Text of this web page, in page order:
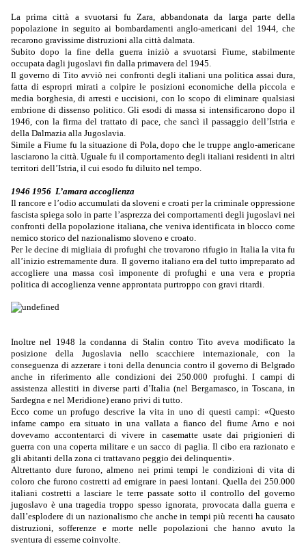
La prima città a svuotarsi fu Zara, abbandonata da larga parte della
popolazione in seguito ai bombardamenti anglo-americani del 1944, che
recarono gravissime distruzioni alla città dalmata.
Subito dopo la fine della guerra iniziò a svuotarsi Fiume, stabilmente
occupata dagli jugoslavi fin dalla primavera del 1945.
Il governo di Tito avviò nei confronti degli italiani una politica assai dura,
fatta di espropri mirati a colpire le posizioni economiche della piccola e
media borghesia, di arresti e uccisioni, con lo scopo di eliminare qualsiasi
embrione di dissenso politico. Gli esodi di massa si intensificarono dopo il
1946, con la firma del trattato di pace, che sancì il passaggio dell’Istria e
della Dalmazia alla Jugoslavia.
Simile a Fiume fu la situazione di Pola, dopo che le truppe anglo-americane
lasciarono la città. Uguale fu il comportamento degli italiani residenti in altri
territori dell’Istria, il cui esodo fu diluito nel tempo.
1946 1956 L’amara accoglienza
Il rancore e l’odio accumulati da sloveni e croati per la criminale oppressione
fascista spiega solo in parte l’asprezza dei comportamenti degli jugoslavi nei
confronti della popolazione italiana, che veniva identificata in blocco come
nemico storico del nazionalismo sloveno e croato.
Per le decine di migliaia di profughi che trovarono rifugio in Italia la vita fu
all’inizio estremamente dura. Il governo italiano era del tutto impreparato ad
accogliere una massa così imponente di profughi e una vera e propria
politica di accoglienza venne approntata purtroppo con gravi ritardi.
Inoltre nel 1948 la condanna di Stalin contro Tito aveva modificato la
posizione della Jugoslavia nello scacchiere internazionale, con la
conseguenza di azzerare i toni della denuncia contro il governo di Belgrado
anche in riferimento alle condizioni dei 250.000 profughi. I campi di
assistenza allestiti in diverse parti d’Italia (nel Bergamasco, in Toscana, in
Sardegna e nel Meridione) erano privi di tutto.
Ecco come un profugo descrive la vita in uno di questi campi: «Questo
infame campo era situato in una vallata a fianco del fiume Arno e noi
dovevamo accontentarci di vivere in casematte usate dai prigionieri di
guerra con una coperta militare e un sacco di paglia. Il cibo era razionato e
gli abitanti della zona ci trattavano peggio dei delinquenti».
Altrettanto dure furono, almeno nei primi tempi le condizioni di vita di
coloro che furono costretti ad emigrare in paesi lontani. Quella dei 250.000
italiani costretti a lasciare le terre passate sotto il controllo del governo
jugoslavo è una tragedia troppo spesso ignorata, provocata dalla guerra e
dall’esplodere di un nazionalismo che anche in tempi più recenti ha causato
distruzioni, sofferenze e morte nelle popolazioni che hanno avuto la
sventura di esserne coinvolte.